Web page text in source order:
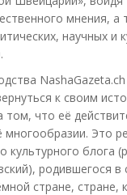
мнения, а
научных и
к своим
том, что её
многообразии. Это
культурного блога
родившегося
стране, стране,